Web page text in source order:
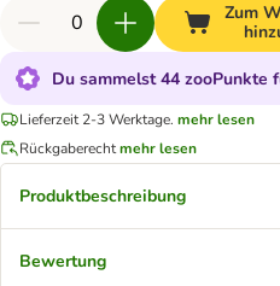
Zum
Du sammelst 44 zooPunkte
Lieferzeit 2-3 Werktage. mehr lesen
Rückgaberechtmehr lesen
Produktbeschreibung
Bewertung